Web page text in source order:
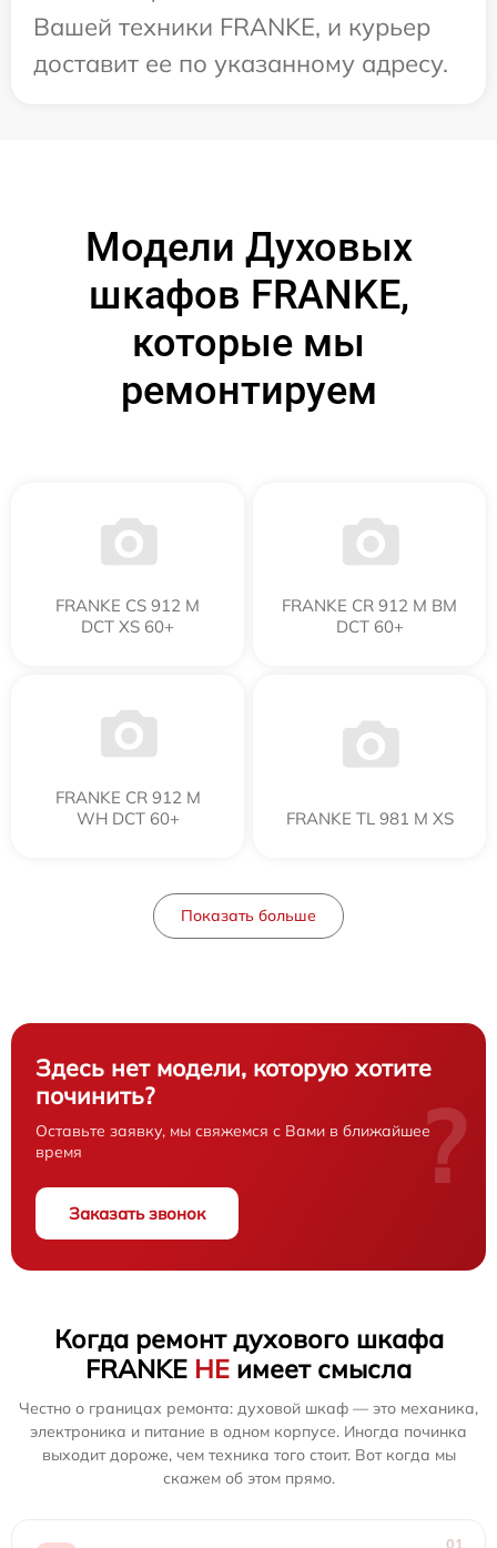
Вашей техники FRANKE, и курьер
доставит ее по указанному адресу.
Модели Духовых
шкафов FRANKE,
которые мы
ремонтируем
FRANKE CS 912 M
DCT XS 60+
FRANKE CR 912 M BM
DCT 60+
FRANKE CR 912 M
WH DCT 60+
FRANKE TL 981 M XS
Показать больше
Здесь нет модели, которую хотите
починить?
Оставьте заявку, мы свяжемся с Вами в ближайшее
время
Заказать звонок
?
Когда ремонт духового шкафа
FRANKE НЕ имеет смысла
Честно о границах ремонта: духовой шкаф — это механика,
электроника и питание в одном корпусе. Иногда починка
выходит дороже, чем техника того стоит. Вот когда мы
скажем об этом прямо.
01